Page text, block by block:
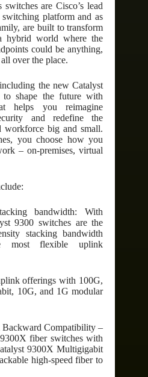
are Cisco’s lead
switching platform and as
are built to transform
hybrid world where the
could be anything,
over the place.
the new Catalyst
to shape the future with
helps you reimagine
and redefine the
workforce big and small.
you choose how you
– on-premises, virtual
bandwidth: With
9300 switches are the
stacking bandwidth
most flexible uplink
offerings with 100G,
10G, and 1G modular
Compatibility –
fiber switches with
9300X Multigigabit
high-speed fiber to